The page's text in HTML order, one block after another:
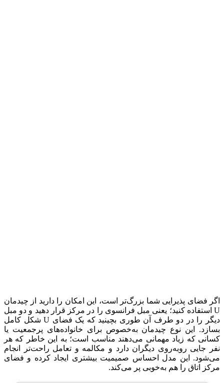
اگر فضای پذیرایی شما بزرگ‌تر است، این امکان را دارید از چیدمان
U استفاده کنید؛ یعنی مبل فرانسوی را در مرکز قرار دهید و دو مبل
دیگر را در دو طرف آن طوری بچینید که یک فضای U شکل کامل
بسازد. این نوع چیدمان به‌خصوص برای خانواده‌های پرجمعیت یا
کسانی که زیاد مهمانی می‌دهند مناسب است؛ به این خاطر که هر
نفر جایی روبه‌روی دیگران دارد و مکالمه و تعامل راحت‌تر انجام
می‌شود. این مدل احساس صمیمیت بیشتری ایجاد کرده و فضای
مرکز اتاق را هم به‌خوبی پر می‌کند.